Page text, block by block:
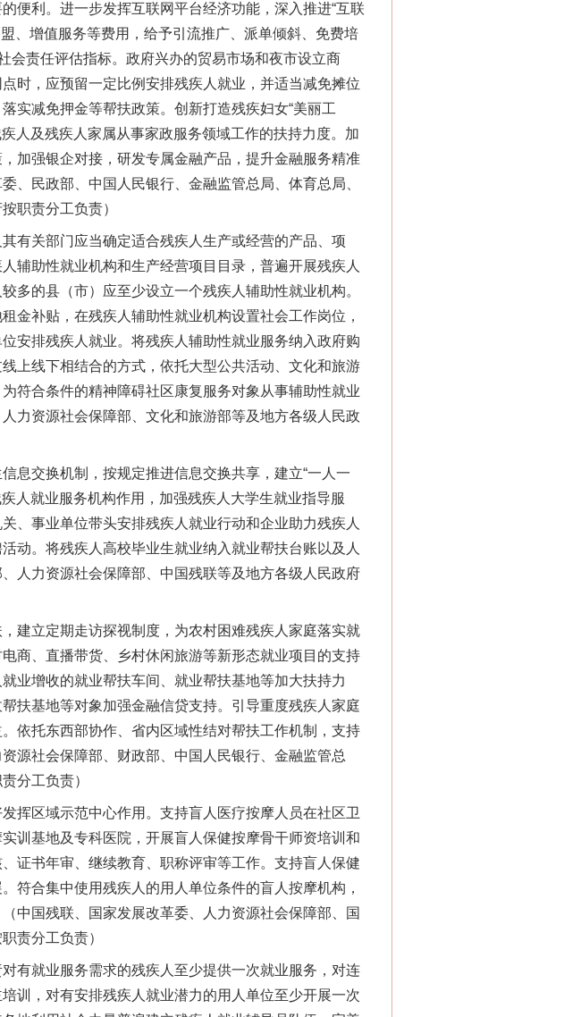
便利。进一步发挥互联网平台经济功能，深入推进“互联
、增值服务等费用，给予引流推广、派单倾斜、免费培
会责任评估指标。政府兴办的贸易市场和夜市设立商
时，应预留一定比例安排残疾人就业，并适当减免摊位
实减免押金等帮扶政策。创新打造残疾妇女“美丽工
人及残疾人家属从事家政服务领域工作的扶持力度。加
加强银企对接，研发专属金融产品，提升金融服务精准
、民政部、中国人民银行、金融监管总局、体育总局、
职责分工负责）
关部门应当确定适合残疾人生产或经营的产品、项
辅助性就业机构和生产经营项目目录，普遍开展残疾人
多的县（市）应至少设立一个残疾人辅助性就业机构。
金补贴，在残疾人辅助性就业机构设置社会工作岗位，
安排残疾人就业。将残疾人辅助性就业服务纳入政府购
上线下相结合的方式，依托大型公共活动、文化和旅游
符合条件的精神障碍社区康复服务对象从事辅助性就业
力资源社会保障部、文化和旅游部等及地方各级人民政
交换机制，按规定推进信息交换共享，建立“一人一
人就业服务机构作用，加强残疾人大学生就业指导服
、事业单位带头安排残疾人就业行动和企业助力残疾人
动。将残疾人高校毕业生就业纳入就业帮扶台账以及人
人力资源社会保障部、中国残联等及地方各级人民政府
立定期走访探视制度，为农村困难残疾人家庭落实就
商、直播带货、乡村休闲旅游等新形态就业项目的支持
业增收的就业帮扶车间、就业帮扶基地等加大扶持力
扶基地等对象加强金融信贷支持。引导重度残疾人家庭
依托东西部协作、省内区域性结对帮扶工作机制，支持
源社会保障部、财政部、中国人民银行、金融监管总
分工负责）
区域示范中心作用。支持盲人医疗按摩人员在社区卫
训基地及专科医院，开展盲人保健按摩骨干师资培训和
证书年审、继续教育、职称评审等工作。支持盲人保健
符合集中使用残疾人的用人单位条件的盲人按摩机构，
中国残联、国家发展改革委、人力资源社会保障部、国
责分工负责）
就业服务需求的残疾人至少提供一次就业服务，对连
训，对有安排残疾人就业潜力的用人单位至少开展一次